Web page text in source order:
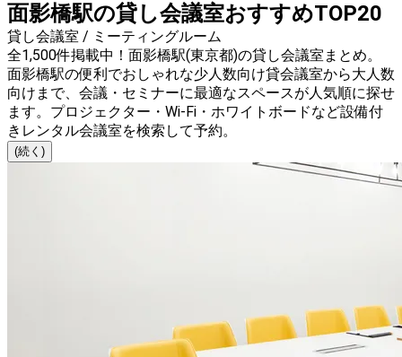
面影橋駅の貸し会議室おすすめTOP20
貸し会議室 / ミーティングルーム
全1,500件掲載中！面影橋駅(東京都)の貸し会議室まとめ。
面影橋駅の便利でおしゃれな少人数向け貸会議室から大人数
向けまで、会議・セミナーに最適なスペースが人気順に探せ
ます。プロジェクター・Wi-Fi・ホワイトボードなど設備付
きレンタル会議室を検索して予約。
(続く)